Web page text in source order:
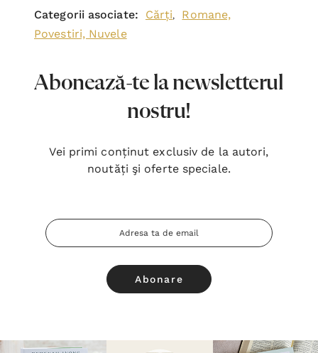
Categorii asociate: Cărți,
Romane,
Povestiri, Nuvele
Abonează-te la newsletterul
nostru!
Vei primi conținut exclusiv de la autori,
noutăți şi oferte speciale.
Adresa
Email